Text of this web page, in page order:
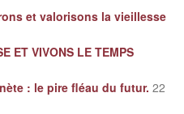
et valorisons la vieillesse
ET VIVONS LE TEMPS
: le pire fléau du futur. 22